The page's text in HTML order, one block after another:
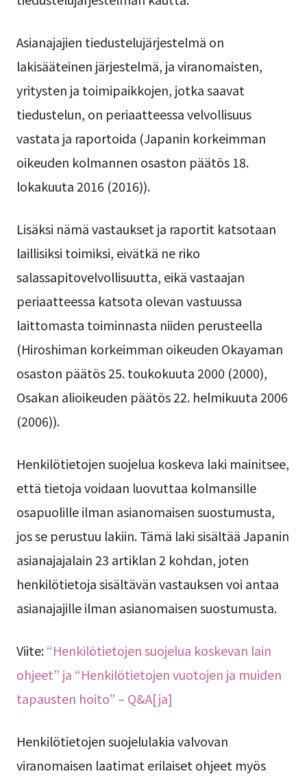
Asianajajien tiedustelujärjestelmä on
lakisääteinen järjestelmä, ja viranomaisten,
yritysten ja toimipaikkojen, jotka saavat
tiedustelun, on periaatteessa velvollisuus
vastata ja raportoida (Japanin korkeimman
oikeuden kolmannen osaston päätös 18.
lokakuuta 2016 (2016)).
Lisäksi nämä vastaukset ja raportit katsotaan
laillisiksi toimiksi, eivätkä ne riko
salassapitovelvollisuutta, eikä vastaajan
periaatteessa katsota olevan vastuussa
laittomasta toiminnasta niiden perusteella
(Hiroshiman korkeimman oikeuden Okayaman
osaston päätös 25. toukokuuta 2000 (2000),
Osakan alioikeuden päätös 22. helmikuuta 2006
(2006)).
Henkilötietojen suojelua koskeva laki mainitsee,
että tietoja voidaan luovuttaa kolmansille
osapuolille ilman asianomaisen suostumusta,
jos se perustuu lakiin. Tämä laki sisältää Japanin
asianajajalain 23 artiklan 2 kohdan, joten
henkilötietoja sisältävän vastauksen voi antaa
asianajajille ilman asianomaisen suostumusta.
Viite:“Henkilötietojen suojelua koskevan lain
ohjeet” ja “Henkilötietojen vuotojen ja muiden
tapausten hoito” – Q&A[ja]
Henkilötietojen suojelulakia valvovan
viranomaisen laatimat erilaiset ohjeet myös